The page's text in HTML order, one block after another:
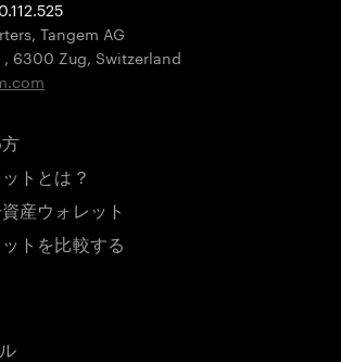
Tangem AG
, 6300 Zug, Switzerland
トとは？
産ウォレット
トを比較する